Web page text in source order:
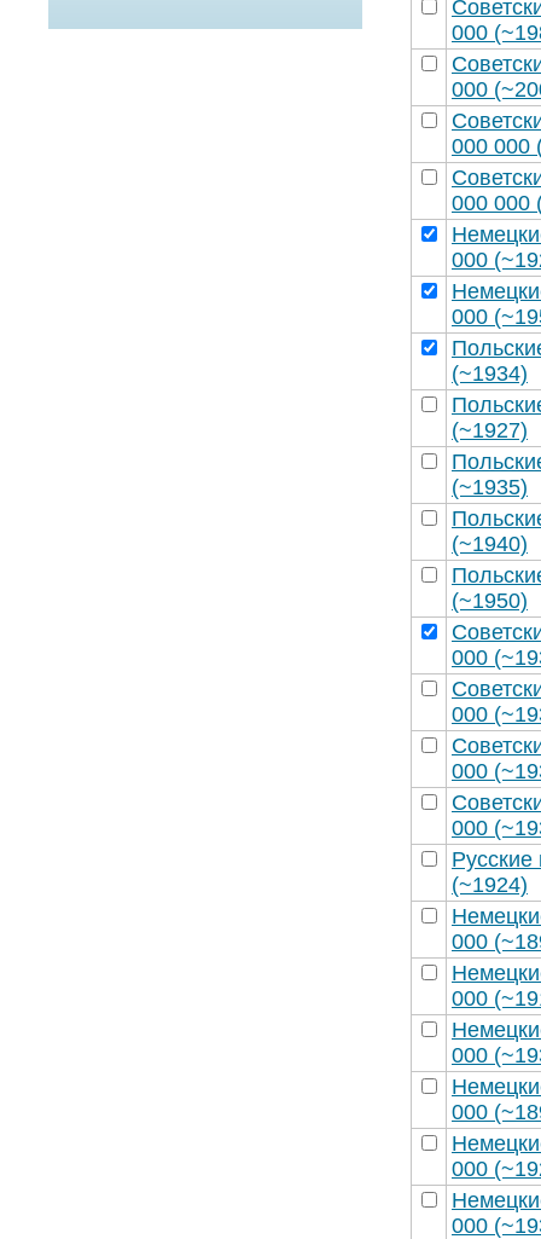
000
000
000 000
000 000
000
000
(~1934)
(~1927)
(~1935)
(~1940)
(~1950)
000
000
000
000
(~1924)
000
000
000
000
000
000